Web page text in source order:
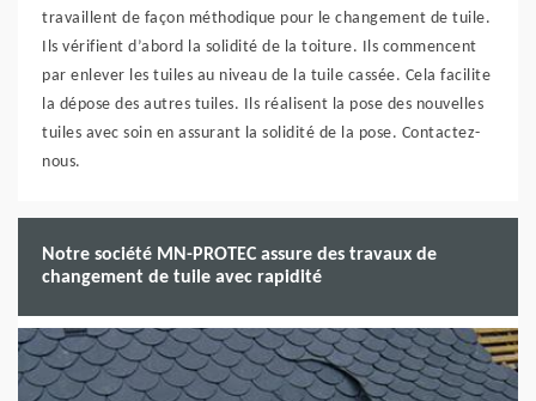
travaillent de façon méthodique pour le changement de tuile.
Ils vérifient d’abord la solidité de la toiture. Ils commencent
par enlever les tuiles au niveau de la tuile cassée. Cela facilite
la dépose des autres tuiles. Ils réalisent la pose des nouvelles
tuiles avec soin en assurant la solidité de la pose. Contactez-
nous.
Notre société MN-PROTEC assure des travaux de
changement de tuile avec rapidité